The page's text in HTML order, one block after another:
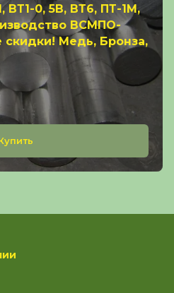
ВТ1-0, 5В, ВТ6, ПТ-1М,
ВСМПО-
Медь, Бронза,